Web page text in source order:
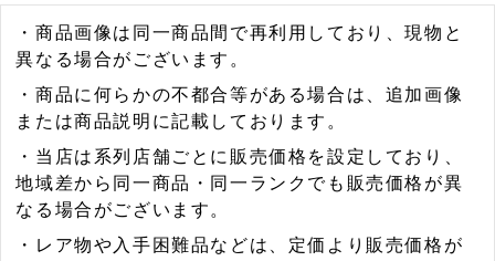
・商品画像は同一商品間で再利用しており、現物と
異なる場合がございます。
・商品に何らかの不都合等がある場合は、追加画像
または商品説明に記載しております。
・当店は系列店舗ごとに販売価格を設定しており、
地域差から同一商品・同一ランクでも販売価格が異
なる場合がございます。
・レア物や入手困難品などは、定価より販売価格が